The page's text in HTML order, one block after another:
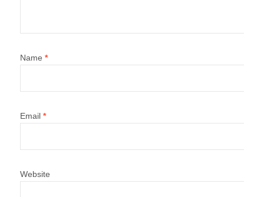
Name *
Email *
Website